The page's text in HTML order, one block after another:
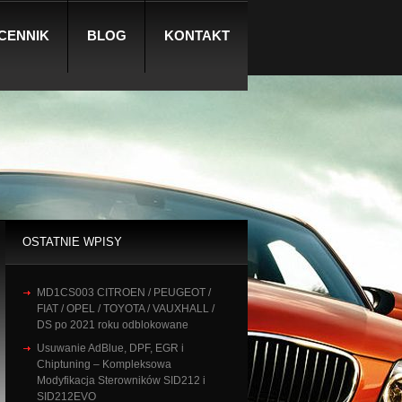
BLOG KONTAKT
OSTATNIE WPISY
MD1CS003 CITROEN / PEUGEOT /
FIAT / OPEL / TOYOTA / VAUXHALL /
DS po 2021 roku odblokowane
Usuwanie AdBlue, DPF, EGR i
Chiptuning – Kompleksowa
Modyfikacja Sterowników SID212 i
SID212EVO